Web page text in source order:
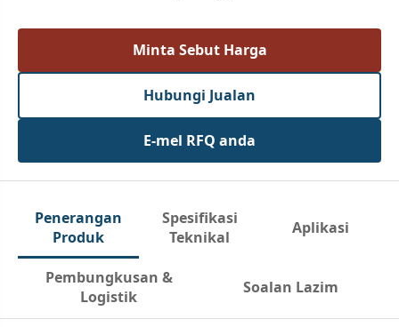
Minta Sebut Harga
Hubungi Jualan
E-mel RFQ anda
Penerangan
Produk
Spesifikasi
Teknikal
Aplikasi
Pembungkusan &
Logistik
Soalan Lazim